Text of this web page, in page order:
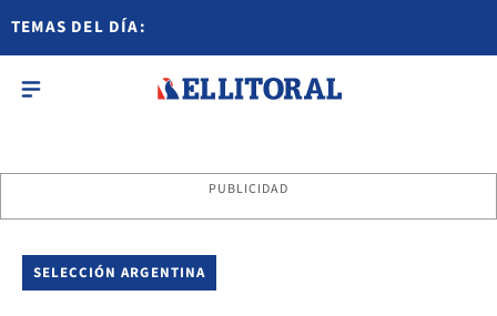
TEMAS DEL DÍA:
PUBLICIDAD
SELECCIÓN ARGENTINA